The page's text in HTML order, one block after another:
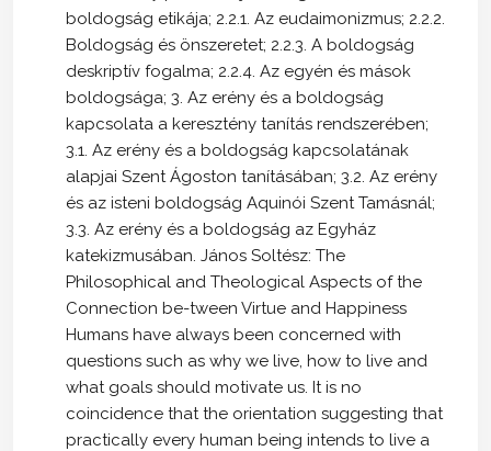
boldogság etikája; 2.2.1. Az eudaimonizmus; 2.2.2.
Boldogság és önszeretet; 2.2.3. A boldogság
deskriptív fogalma; 2.2.4. Az egyén és mások
boldogsága; 3. Az erény és a boldogság
kapcsolata a keresztény tanítás rendszerében;
3.1. Az erény és a boldogság kapcsolatának
alapjai Szent Ágoston tanításában; 3.2. Az erény
és az isteni boldogság Aquinói Szent Tamásnál;
3.3. Az erény és a boldogság az Egyház
katekizmusában. János Soltész: The
Philosophical and Theological Aspects of the
Connection be-tween Virtue and Happiness
Humans have always been concerned with
questions such as why we live, how to live and
what goals should motivate us. It is no
coincidence that the orientation suggesting that
practically every human being intends to live a